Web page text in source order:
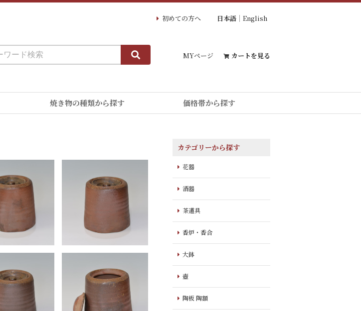
初めての方へ 日本語 English
MYページ カートを見る
焼き物の種類から探す 価格帯から探す
カテゴリーから探す
花器
酒器
茶道具
香炉・香合
大鉢
壺
陶板 陶額